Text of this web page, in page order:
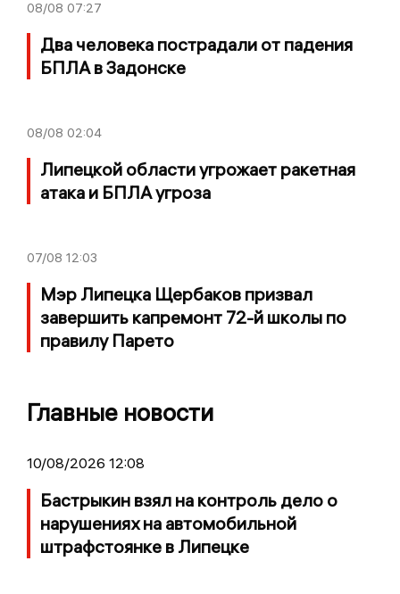
08/08 07:27
Два человека пострадали от падения
БПЛА в Задонске
08/08 02:04
Липецкой области угрожает ракетная
атака и БПЛА угроза
07/08 12:03
Мэр Липецка Щербаков призвал
завершить капремонт 72-й школы по
правилу Парето
Главные новости
10/08/2026 12:08
Бастрыкин взял на контроль дело о
нарушениях на автомобильной
штрафстоянке в Липецке